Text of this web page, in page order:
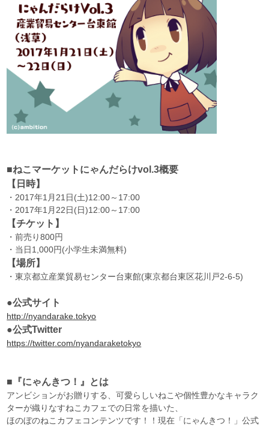
■ねこマーケットにゃんだらけvol.3概要
【日時】
・2017年1月21日(土)12:00～17:00
・2017年1月22日(日)12:00～17:00
【チケット】
・前売り800円
・当日1,000円(小学生未満無料)
【場所】
・東京都立産業貿易センター台東館(東京都台東区花川戸2-6-5)
●公式サイト
http://nyandarake.tokyo
●公式Twitter
https://twitter.com/nyandaraketokyo
■『にゃんきつ！』とは
アンビションがお贈りする、可愛らしいねこや個性豊かなキャラク
ターが織りなすねこカフェでの日常を描いた、
ほのぼのねこカフェコンテンツです！！現在「にゃんきつ！」公式